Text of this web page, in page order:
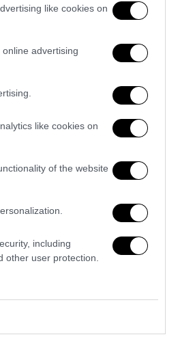
like cookies on
advertising
like cookies on
of the website
including
other user protection.